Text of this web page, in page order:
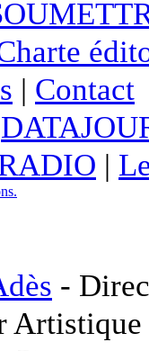
| Contact
|
-